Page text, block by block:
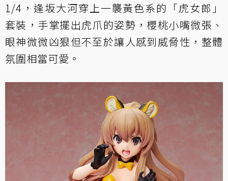
1/4，逢坂大河穿上一襲黃色系的「虎女郎」
套裝，手掌擺出虎爪的姿勢，櫻桃小嘴微張、
眼神微微凶狠但不至於讓人感到威脅性，整體
氛圍相當可愛。